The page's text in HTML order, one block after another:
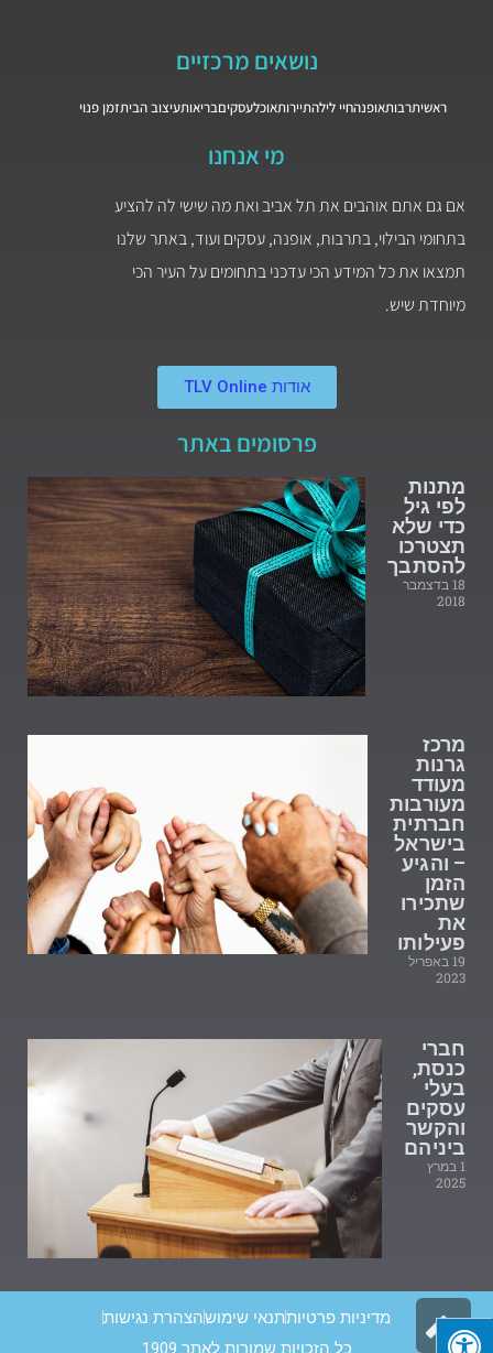
נושאים מרכזיים
ראשיתרבותאופנהחיי לילהתיירותאוכלעסקיםבריאותעיצוב הביתזמן פנוי
מי אנחנו
אם גם אתם אוהבים את תל אביב ואת מה שישי לה להציע
בתחומי הבילוי, בתרבות, אופנה, עסקים ועוד, באתר שלנו
תמצאו את כל המידע הכי עדכני בתחומים על העיר הכי
מיוחדת שיש.
אודות TLV Online
פרסומים באתר
מתנות
לפי גיל
כדי שלא
תצטרכו
להסתבך
18 בדצמבר
2018
מרכז
גרנות
מעודד
מעורבות
חברתית
בישראל
– והגיע
הזמן
שתכירו
את
פעילותו
19 באפריל
2023
חברי
כנסת,
בעלי
עסקים
והקשר
ביניהם
1 במרץ
2025
מדיניות פרטיותתנאי שימושהצהרת נגישות
כל הזכויות שמורות לאתר 1909
גלילה